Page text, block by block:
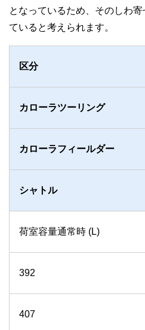
となっているため、そのしわ
ていると考えられます。
区分
カローラツーリング
カローラフィールダー
シャトル
荷室容量通常時 (L)
392
407